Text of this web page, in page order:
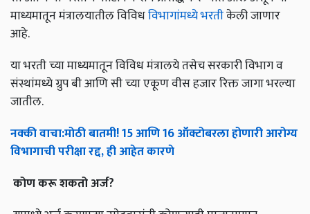
माध्यमातून मंत्रालयातील विविधविभागांमध्ये भरतीकेली जाणार
आहे.
या भरती च्या माध्यमातून विविध मंत्रालये तसेच सरकारी विभाग व
संस्थांमध्ये ग्रुप बी आणि सी च्या एकूण वीस हजार रिक्त जागा भरल्या
जातील.
नक्कीवाचा:मोठीबातमी! 15आणि16ऑक्टोबरलाहोणारीआरोग्य
विभागाचीपरीक्षारद्द,हीआहेतकारणे
कोणकरूशकतोअर्ज?